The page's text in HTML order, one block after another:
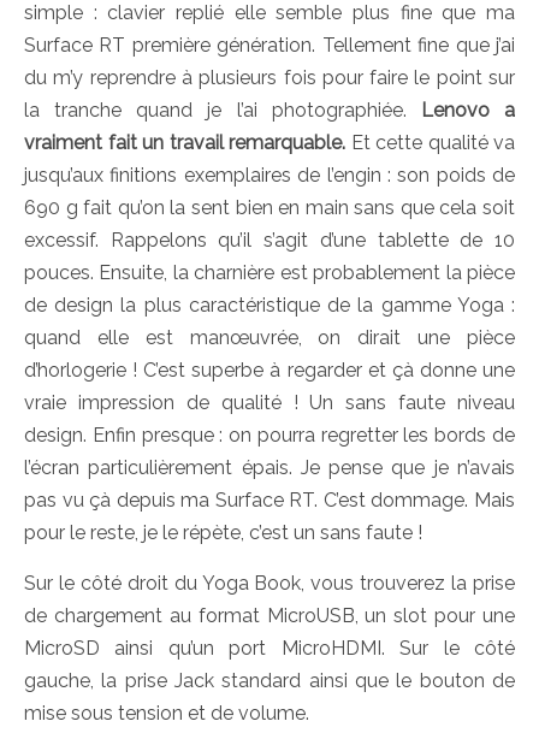
simple : clavier replié elle semble plus fine que ma
Surface RT première génération. Tellement fine que j’ai
du m’y reprendre à plusieurs fois pour faire le point sur
la tranche quand je l’ai photographiée.
Lenovo a
vraiment fait un travail remarquable. Et cette qualité va
jusqu’aux finitions exemplaires de l’engin : son poids de
690 g fait qu’on la sent bien en main sans que cela soit
excessif. Rappelons qu’il s’agit d’une tablette de 10
pouces. Ensuite, la charnière est probablement la pièce
de design la plus caractéristique de la gamme Yoga :
quand elle est manœuvrée, on dirait une pièce
d’horlogerie ! C’est superbe à regarder et çà donne une
vraie impression de qualité ! Un sans faute niveau
design. Enfin presque : on pourra regretter les bords de
l’écran particulièrement épais. Je pense que je n’avais
pas vu çà depuis ma Surface RT. C’est dommage. Mais
pour le reste, je le répète, c’est un sans faute !
Sur le côté droit du Yoga Book, vous trouverez la prise
de chargement au format MicroUSB, un slot pour une
MicroSD ainsi qu’un port MicroHDMI. Sur le côté
gauche, la prise Jack standard ainsi que le bouton de
mise sous tension et de volume.